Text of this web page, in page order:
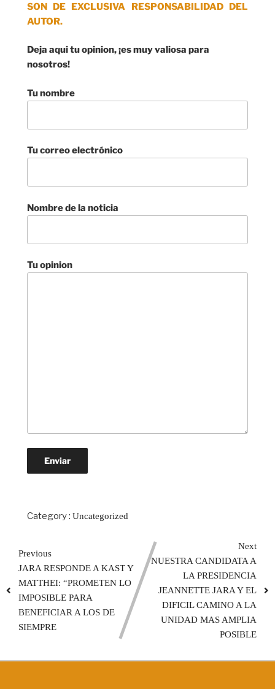
SON DE EXCLUSIVA RESPONSABILIDAD DEL
AUTOR.
Deja aqui tu opinion, ¡es muy valiosa para
nosotros!
Tu nombre
Tu correo electrónico
Nombre de la noticia
Tu opinion
Category : Uncategorized
Previous
JARA RESPONDE A KAST Y
MATTHEI: “PROMETEN LO
IMPOSIBLE PARA
BENEFICIAR A LOS DE
SIEMPRE
Next
NUESTRA CANDIDATA A
LA PRESIDENCIA
JEANNETTE JARA Y EL
DIFICIL CAMINO A LA
UNIDAD MAS AMPLIA
POSIBLE